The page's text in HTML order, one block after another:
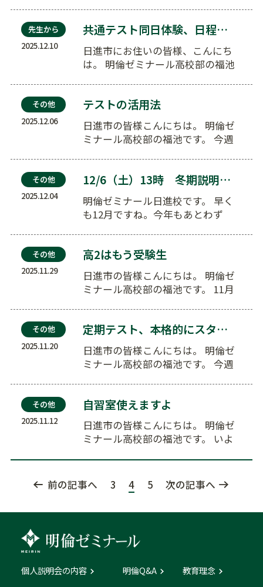
先生から
2025.12.10
共通テスト同日体験、日程変更のお知らせ
日進市にお住いの皆様、こんにち
は。 明倫ゼミナール高校部の福池
その他
2025.12.06
テストの活用法
日進市の皆様こんにちは。 明倫ゼ
ミナール高校部の福池です。 今週
その他
2025.12.04
12/6（土）13時 冬期説明会開催
明倫ゼミナール日進校です。 早く
も12月ですね。今年もあとわず
その他
2025.11.29
高2はもう受験生
日進市の皆様こんにちは。 明倫ゼ
ミナール高校部の福池です。 11月
その他
2025.11.20
定期テスト、本格的にスタート
日進市の皆様こんにちは。 明倫ゼ
ミナール高校部の福池です。 今週
その他
2025.11.12
自習室使えますよ
日進市の皆様こんにちは。 明倫ゼ
ミナール高校部の福池です。 いよ
前の記事へ 3 4 5 次の記事へ
個人説明会の内容 明倫Q&A 教育理念